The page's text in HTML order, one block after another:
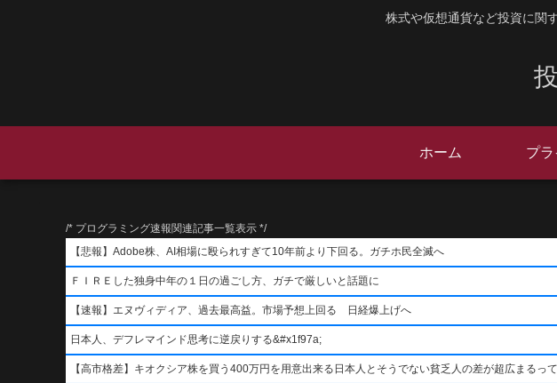
株式や仮想通貨など投資に関
ホーム プ
/* プログラミング速報関連記事一覧表示 */
【悲報】Adobe株、AI相場に殴られすぎて10年前より下回る。ガチホ民全滅へ
ＦＩＲＥした独身中年の１日の過ごし方、ガチで厳しいと話題に
【速報】エヌヴィディア、過去最高益。市場予想上回る 日経爆上げへ
日本人、デフレマインド思考に逆戻りする&#x1f97a;
【高市格差】キオクシア株を買う400万円を用意出来る日本人とそうでない貧乏人の差が超広まるっ